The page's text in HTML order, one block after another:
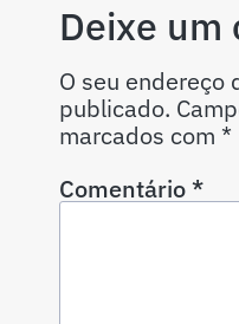
Deixe um
O seu endereço
publicado.
marcados com *
Comentário*